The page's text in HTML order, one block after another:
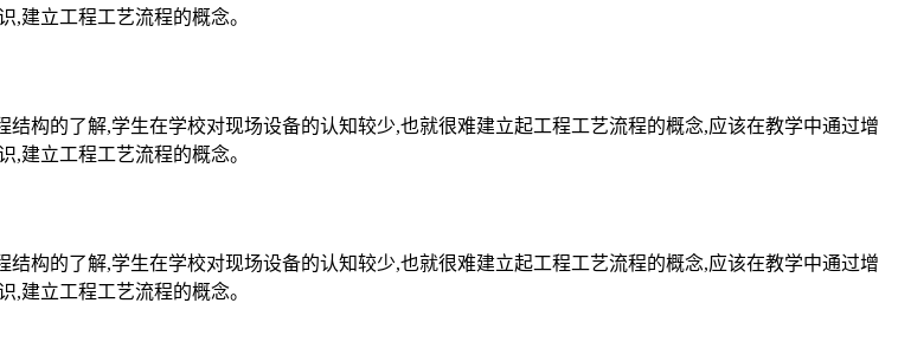
,建立工程工艺流程的概念。
构的了解,学生在学校对现场设备的认知较少,也就很难建立起工程工艺流程的概念,应该在教学中通过增
,建立工程工艺流程的概念。
构的了解,学生在学校对现场设备的认知较少,也就很难建立起工程工艺流程的概念,应该在教学中通过增
,建立工程工艺流程的概念。